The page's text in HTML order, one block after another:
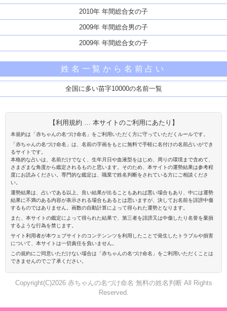
2010年 年間総合女の子
2009年 年間総合男の子
2009年 年間総合女の子
姓名一覧から名前占い
全国に多い苗字10000の名前一覧
【利用規約 … 本サイトのご利用にあたり】
本規約は「赤ちゃんの名づけ命名」をご利用いただく方に守っていただくルールです。
「赤ちゃんの名づけ命名」は、名前の字画をもとに無料で手軽に名付けの名前占いができ
るサイトです。
本格的な占いは、名前だけでなく、生年月日や血液型をはじめ、周りの環境まで含めて、
さまざまな角度から鑑定されるものと思います。そのため、本サイトの運勢結果は参考程
度にお読みください。専門的な鑑定は、職業で姓名判断をされている方にご相談くださ
い。
運勢結果は、占いである以上、良い結果が出ることもあれば悪い場合もあり、中には運勢
結果に不満のある内容が表示される場合もあるとは思いますが、決してお名前を誹謗中傷
するものではありません。画数の自動計算によって得られた運勢となります。
また、本サイトの鑑定によって得られた結果で、第三者を誹謗又は中傷したり名誉を棄損
するような行為を禁じます。
サイト利用者が本ウェブサイトのコンテンンツを利用したことで発生したトラブルや損害
について、本サイトは一切責任を負いません。
この規約にご同意いただけない場合は「赤ちゃんの名づけ命名」をご利用いただくことは
できませんのでご了承ください。
Copyright(C)2026 赤ちゃんの名づけ命名 無料の姓名判断 All Rights
Reserved.